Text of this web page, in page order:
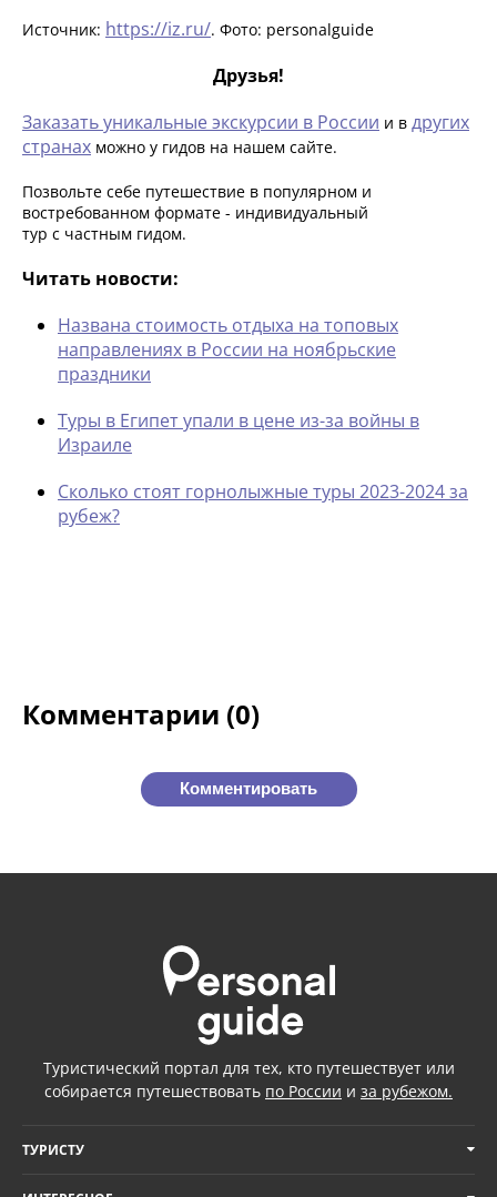
Источник: https://iz.ru/. Фото: personalguide
Друзья!
Заказать уникальные экскурсии в России и в других
странах можно у гидов на нашем сайте.
Позвольте себе путешествие в популярном и
востребованном формате - индивидуальный
тур с частным гидом.
Читать новости:
Названа стоимость отдыха на топовых
направлениях в России на ноябрьские
праздники
Туры в Египет упали в цене из-за войны в
Израиле
Сколько стоят горнолыжные туры 2023-2024 за
рубеж?
Комментарии (0)
Комментировать
Туристический портал для тех, кто путешествует или
собирается путешествовать по России и за рубежом.
ТУРИСТУ